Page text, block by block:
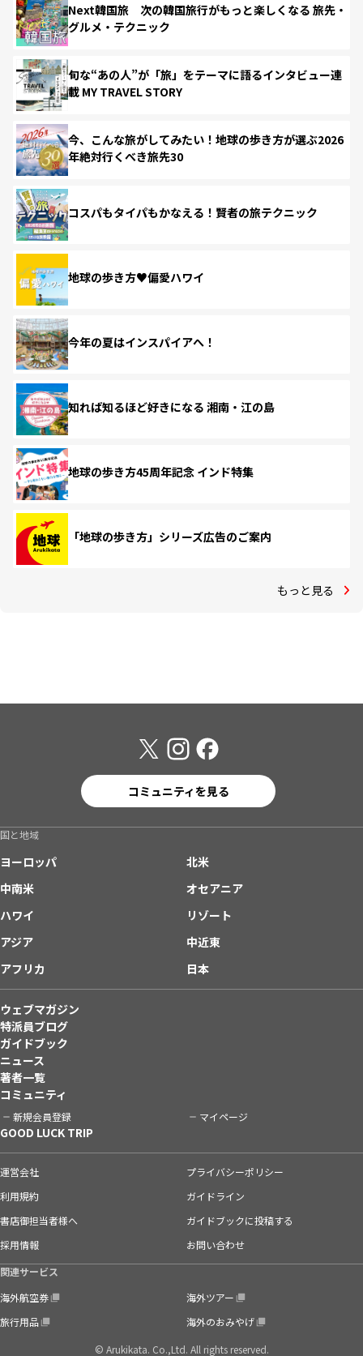
Next韓国旅 次の韓国旅行がもっと楽しくなる 旅先・
グルメ・テクニック
旬な“あの人”が「旅」をテーマに語るインタビュー連
載 MY TRAVEL STORY
今、こんな旅がしてみたい！地球の歩き方が選ぶ2026
年絶対行くべき旅先30
コスパもタイパもかなえる！賢者の旅テクニック
地球の歩き方♥偏愛ハワイ
今年の夏はインスパイアへ！
知れば知るほど好きになる 湘南・江の島
地球の歩き方45周年記念 インド特集
「地球の歩き方」シリーズ広告のご案内
もっと見る
コミュニティを見る
国と地域
ヨーロッパ
北米
中南米
オセアニア
ハワイ
リゾート
アジア
中近東
アフリカ
日本
ウェブマガジン
特派員ブログ
ガイドブック
ニュース
著者一覧
コミュニティ
新規会員登録 マイページ
GOOD LUCK TRIP
運営会社
プライバシーポリシー
利用規約
ガイドライン
書店御担当者様へ
ガイドブックに投稿する
採用情報
お問い合わせ
関連サービス
海外航空券
海外ツアー
旅行用品
海外のおみやげ
© Arukikata. Co.,Ltd. All rights reserved.